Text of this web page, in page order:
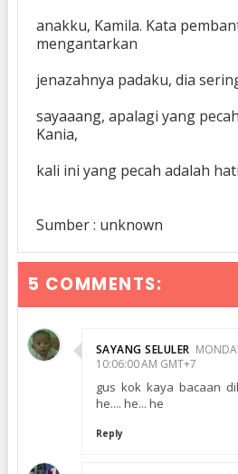
anakku, Kamila. Kata
mengantarkan
jenazahnya padaku, dia
sayaaang, apalagi yang
Kania,
kali ini yang pecah adalah
Sumber : unknown
5 COMMENTS:
SAYANG SELULER
10:06:00 AM GMT+7
gus kok kaya bacaan
he.... he... he
Reply